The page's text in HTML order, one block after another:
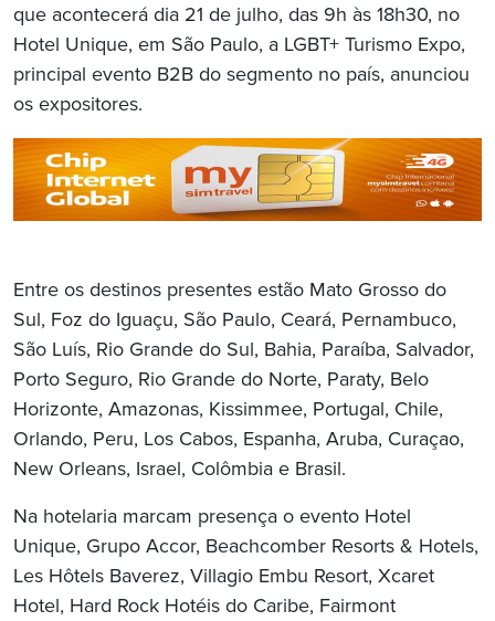
que acontecerá dia 21 de julho, das 9h às 18h30, no
Hotel Unique, em São Paulo, a LGBT+ Turismo Expo,
principal evento B2B do segmento no país, anunciou
os expositores.
Entre os destinos presentes estão Mato Grosso do
Sul, Foz do Iguaçu, São Paulo, Ceará, Pernambuco,
São Luís, Rio Grande do Sul, Bahia, Paraíba, Salvador,
Porto Seguro, Rio Grande do Norte, Paraty, Belo
Horizonte, Amazonas, Kissimmee, Portugal, Chile,
Orlando, Peru, Los Cabos, Espanha, Aruba, Curaçao,
New Orleans, Israel, Colômbia e Brasil.
Na hotelaria marcam presença o evento Hotel
Unique, Grupo Accor, Beachcomber Resorts & Hotels,
Les Hôtels Baverez, Villagio Embu Resort, Xcaret
Hotel, Hard Rock Hotéis do Caribe, Fairmont